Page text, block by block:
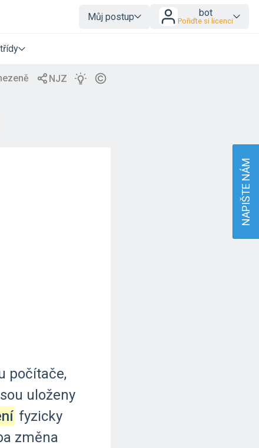
Můj postup bot
Pořiďte si licenci
počítače,
uloženy
fyzicky
změna
NAPIŠTE NÁM